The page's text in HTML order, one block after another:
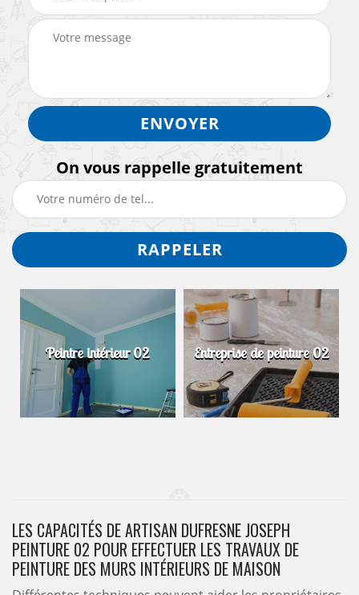
On vous rappelle gratuitement
Peintre intérieur 02 Entreprise de peinture 02
LES CAPACITÉS DE ARTISAN DUFRESNE JOSEPH
PEINTURE 02 POUR EFFECTUER LES TRAVAUX DE
PEINTURE DES MURS INTÉRIEURS DE MAISON